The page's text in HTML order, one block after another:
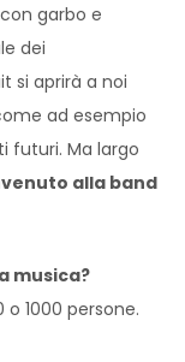
garbo e
dei
si aprirà a noi
ad esempio
futuri. Ma largo
alla band
musica?
o 1000 persone.